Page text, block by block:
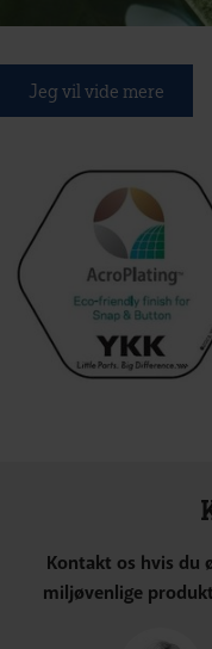
Jeg vil vide mere
Kontakt os hvis du
miljøvenlige